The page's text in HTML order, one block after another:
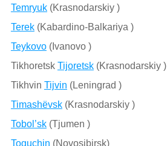
Temryuk(Krasnodarskiy )
Terek(Kabardino-Balkariya )
Teykovo(Ivanovo )
Tikhoretsk Tijoretsk(Krasnodarskiy )
Tikhvin Tijvin (Leningrad )
Timashëvsk(Krasnodarskiy )
Tobol’sk(Tjumen )
Toguchin (Novosibirsk)